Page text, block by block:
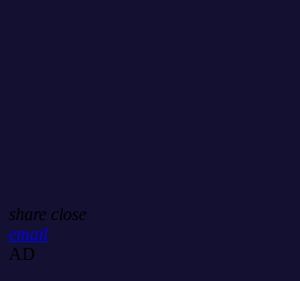
share close
email
AD